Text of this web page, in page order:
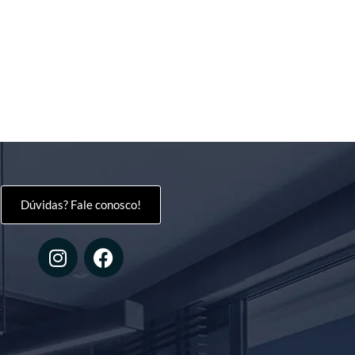
Dúvidas? Fale conosco!